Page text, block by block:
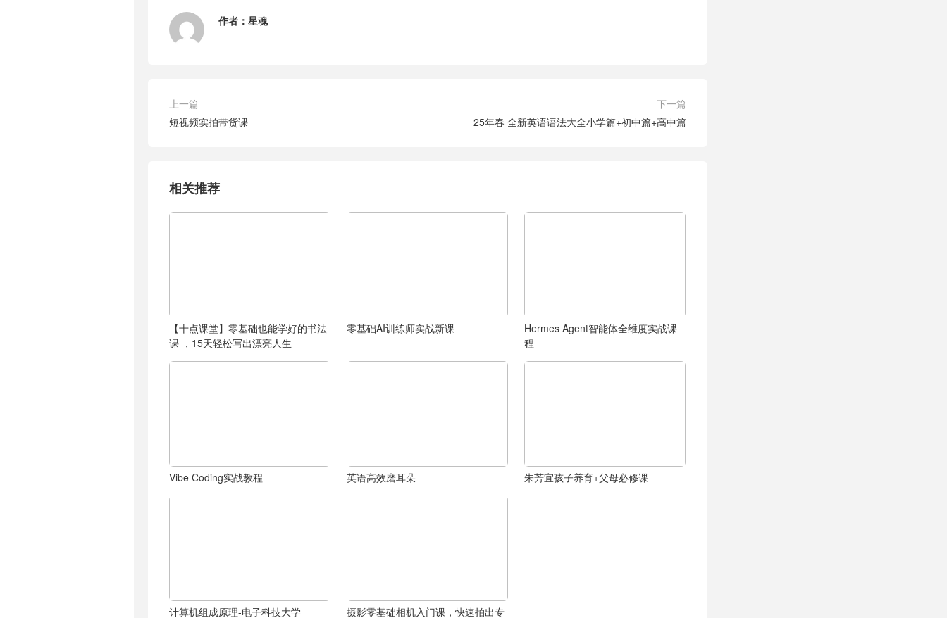
作者： 星魂
上一篇
短视频实拍带货课
下一篇
25年春 全新英语语法大全小学篇+初中篇+高中篇
相关推荐
【十点课堂】零基础也能学好的书法
课 ，15天轻松写出漂亮人生
零基础AI训练师实战新课
Hermes Agent智能体全维度实战课
程
Vibe Coding实战教程 英语高效磨耳朵 朱芳宜孩子养育+父母必修课
计算机组成原理-电子科技大学 摄影零基础相机入门课，快速拍出专